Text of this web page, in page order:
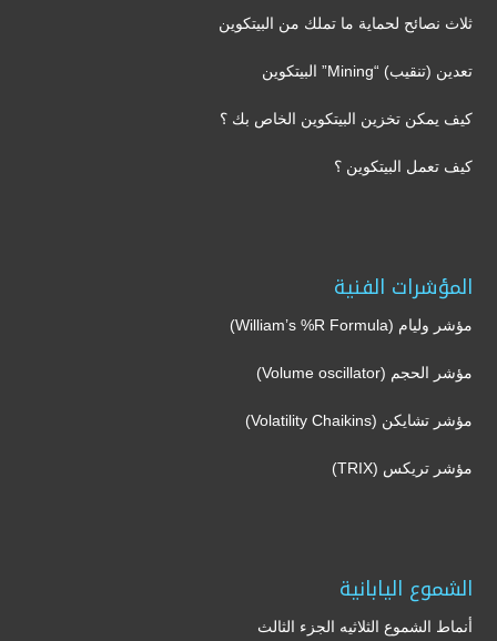
ثلاث نصائح لحماية ما تملك من البيتكوين
تعدين (تنقيب) “Mining” البيتكوين
كيف يمكن تخزين البيتكوين الخاص بك ؟
كيف تعمل البيتكوين ؟
المؤشرات الفنية
مؤشر وليام (William’s %R Formula)
مؤشر الحجم (Volume oscillator)
مؤشر تشايكن (Volatility Chaikins)
مؤشر تريكس (TRIX)
الشموع اليابانية
أنماط الشموع الثلاثيه الجزء الثالث